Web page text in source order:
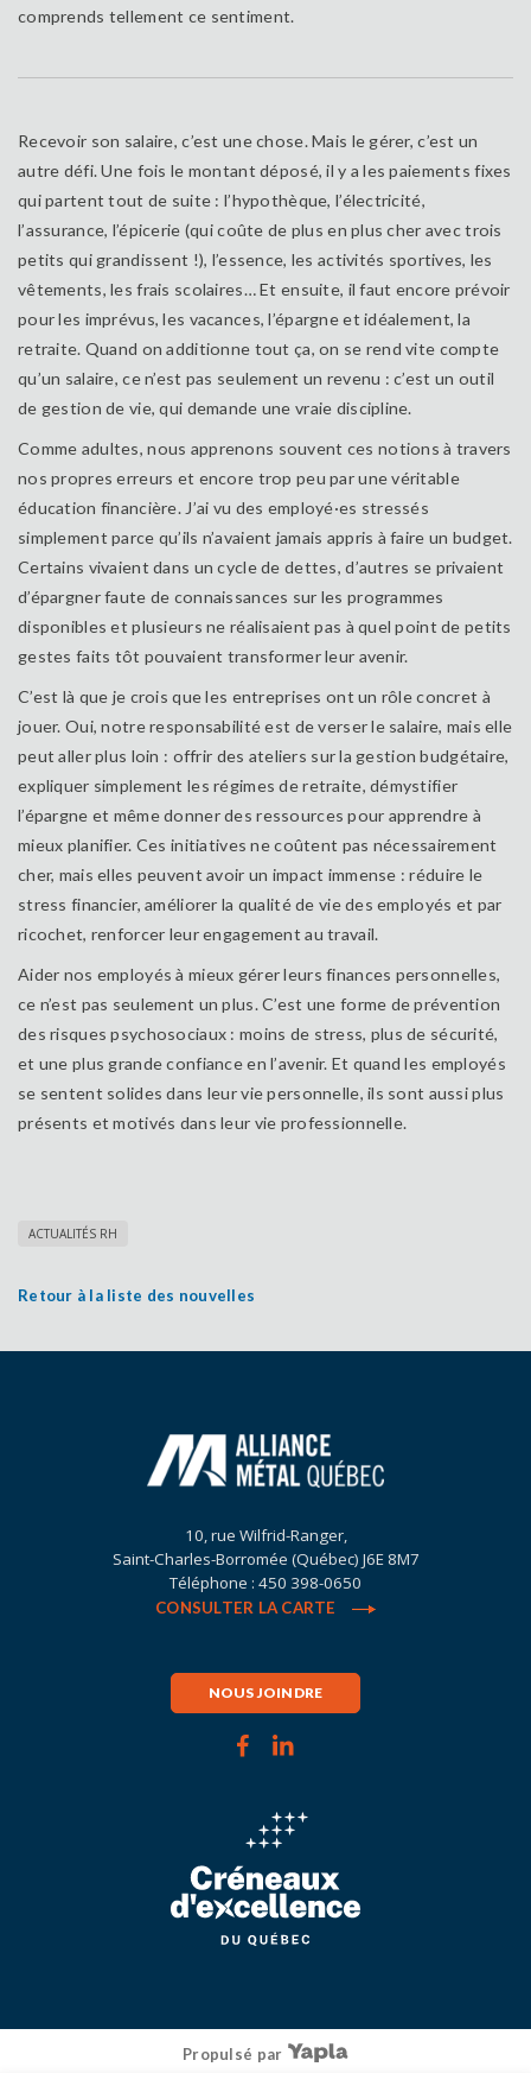
comprends tellement ce sentiment.
Recevoir son salaire, c’est une chose. Mais le gérer, c’est un
autre défi. Une fois le montant déposé, il y a les paiements fixes
qui partent tout de suite : l’hypothèque, l’électricité,
l’assurance, l’épicerie (qui coûte de plus en plus cher avec trois
petits qui grandissent !), l’essence, les activités sportives, les
vêtements, les frais scolaires… Et ensuite, il faut encore prévoir
pour les imprévus, les vacances, l’épargne et idéalement, la
retraite. Quand on additionne tout ça, on se rend vite compte
qu’un salaire, ce n’est pas seulement un revenu : c’est un outil
de gestion de vie, qui demande une vraie discipline.
Comme adultes, nous apprenons souvent ces notions à travers
nos propres erreurs et encore trop peu par une véritable
éducation financière. J’ai vu des employé·es stressés
simplement parce qu’ils n’avaient jamais appris à faire un budget.
Certains vivaient dans un cycle de dettes, d’autres se privaient
d’épargner faute de connaissances sur les programmes
disponibles et plusieurs ne réalisaient pas à quel point de petits
gestes faits tôt pouvaient transformer leur avenir.
C’est là que je crois que les entreprises ont un rôle concret à
jouer. Oui, notre responsabilité est de verser le salaire, mais elle
peut aller plus loin : offrir des ateliers sur la gestion budgétaire,
expliquer simplement les régimes de retraite, démystifier
l’épargne et même donner des ressources pour apprendre à
mieux planifier. Ces initiatives ne coûtent pas nécessairement
cher, mais elles peuvent avoir un impact immense : réduire le
stress financier, améliorer la qualité de vie des employés et par
ricochet, renforcer leur engagement au travail.
Aider nos employés à mieux gérer leurs finances personnelles,
ce n’est pas seulement un plus. C’est une forme de prévention
des risques psychosociaux : moins de stress, plus de sécurité,
et une plus grande confiance en l’avenir. Et quand les employés
se sentent solides dans leur vie personnelle, ils sont aussi plus
présents et motivés dans leur vie professionnelle.
ACTUALITÉS RH
Retour à la liste des nouvelles
10, rue Wilfrid-Ranger,
Saint-Charles-Borromée (Québec) J6E 8M7
Téléphone : 450 398-0650
CONSULTER LA CARTE
NOUS JOINDRE
Propulsé par